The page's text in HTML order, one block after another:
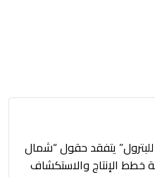
يتفقد حقول “شمال
خطط الإنتاج والاستكشاف